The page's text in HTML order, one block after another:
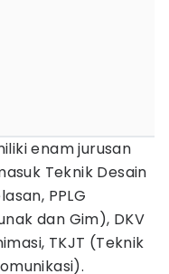
enam jurusan
Teknik Desain
PPLG
dan Gim), DKV
TKJT (Teknik